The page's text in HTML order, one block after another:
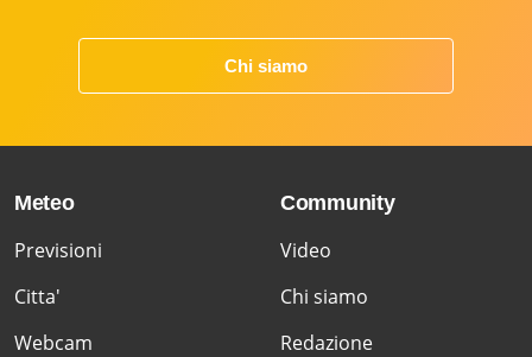
Chi siamo
Meteo
Previsioni
Citta'
Webcam
Community
Video
Chi siamo
Redazione